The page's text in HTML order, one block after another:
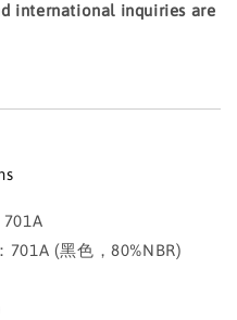
international inquiries are
(黑色，80%NBR)